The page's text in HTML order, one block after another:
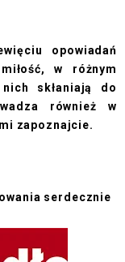
opowiadań
w różnym
skłaniają do
również w
zapoznajcie.
serdecznie